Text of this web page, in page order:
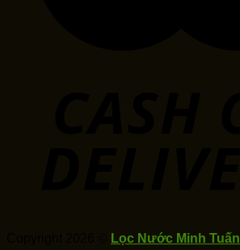
Lọc Nước Minh Tuấn